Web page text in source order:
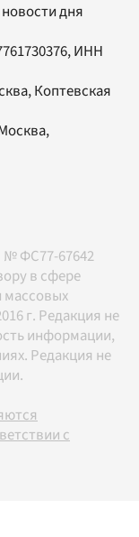
дня
ИНН
Коптевская
,
№ ФС77-67642
в сфере
массовых
г. Редакция не
информации,
Редакция не
с